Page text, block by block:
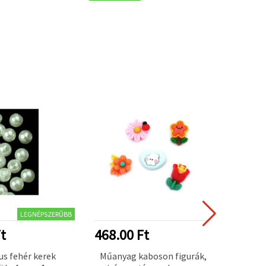
LEGNÉPSZERŰBB
fehér kerek
468.00 Ft
Műanyag kaboson figurák,